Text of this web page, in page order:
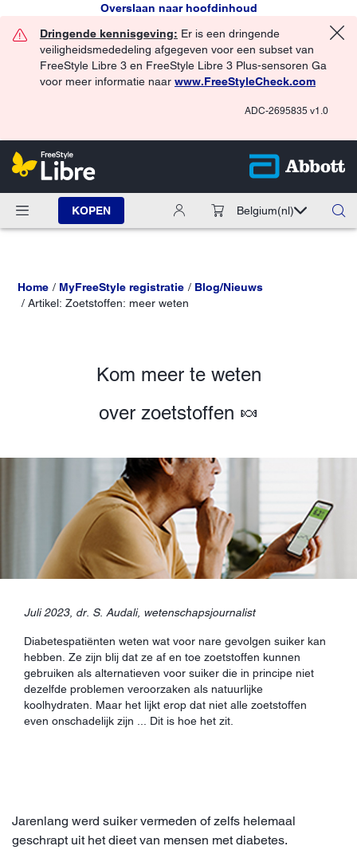
Overslaan naar hoofdinhoud
Dringende kennisgeving: Er is een dringende
veiligheidsmededeling afgegeven voor een subset van
FreeStyle Libre 3 en FreeStyle Libre 3 Plus-sensoren Ga
voor meer informatie naar www.FreeStyleCheck.com
ADC-2695835 v1.0
KOPEN Belgium(nl)
Home MyFreeStyle registratie
Blog/Nieuws
Artikel: Zoetstoffen: meer weten
Kom meer te weten
over zoetstoffen 🍬
Juli 2023, dr. S. Audali, wetenschapsjournalist
Diabetespatiënten weten wat voor nare gevolgen suiker kan
hebben. Ze zijn blij dat ze af en toe zoetstoffen kunnen
gebruiken als alternatieven voor suiker die in principe niet
dezelfde problemen veroorzaken als natuurlijke
koolhydraten. Maar het lijkt erop dat niet alle zoetstoffen
even onschadelijk zijn ... Dit is hoe het zit.
Jarenlang werd suiker vermeden of zelfs helemaal
geschrapt uit het dieet van mensen met diabetes.